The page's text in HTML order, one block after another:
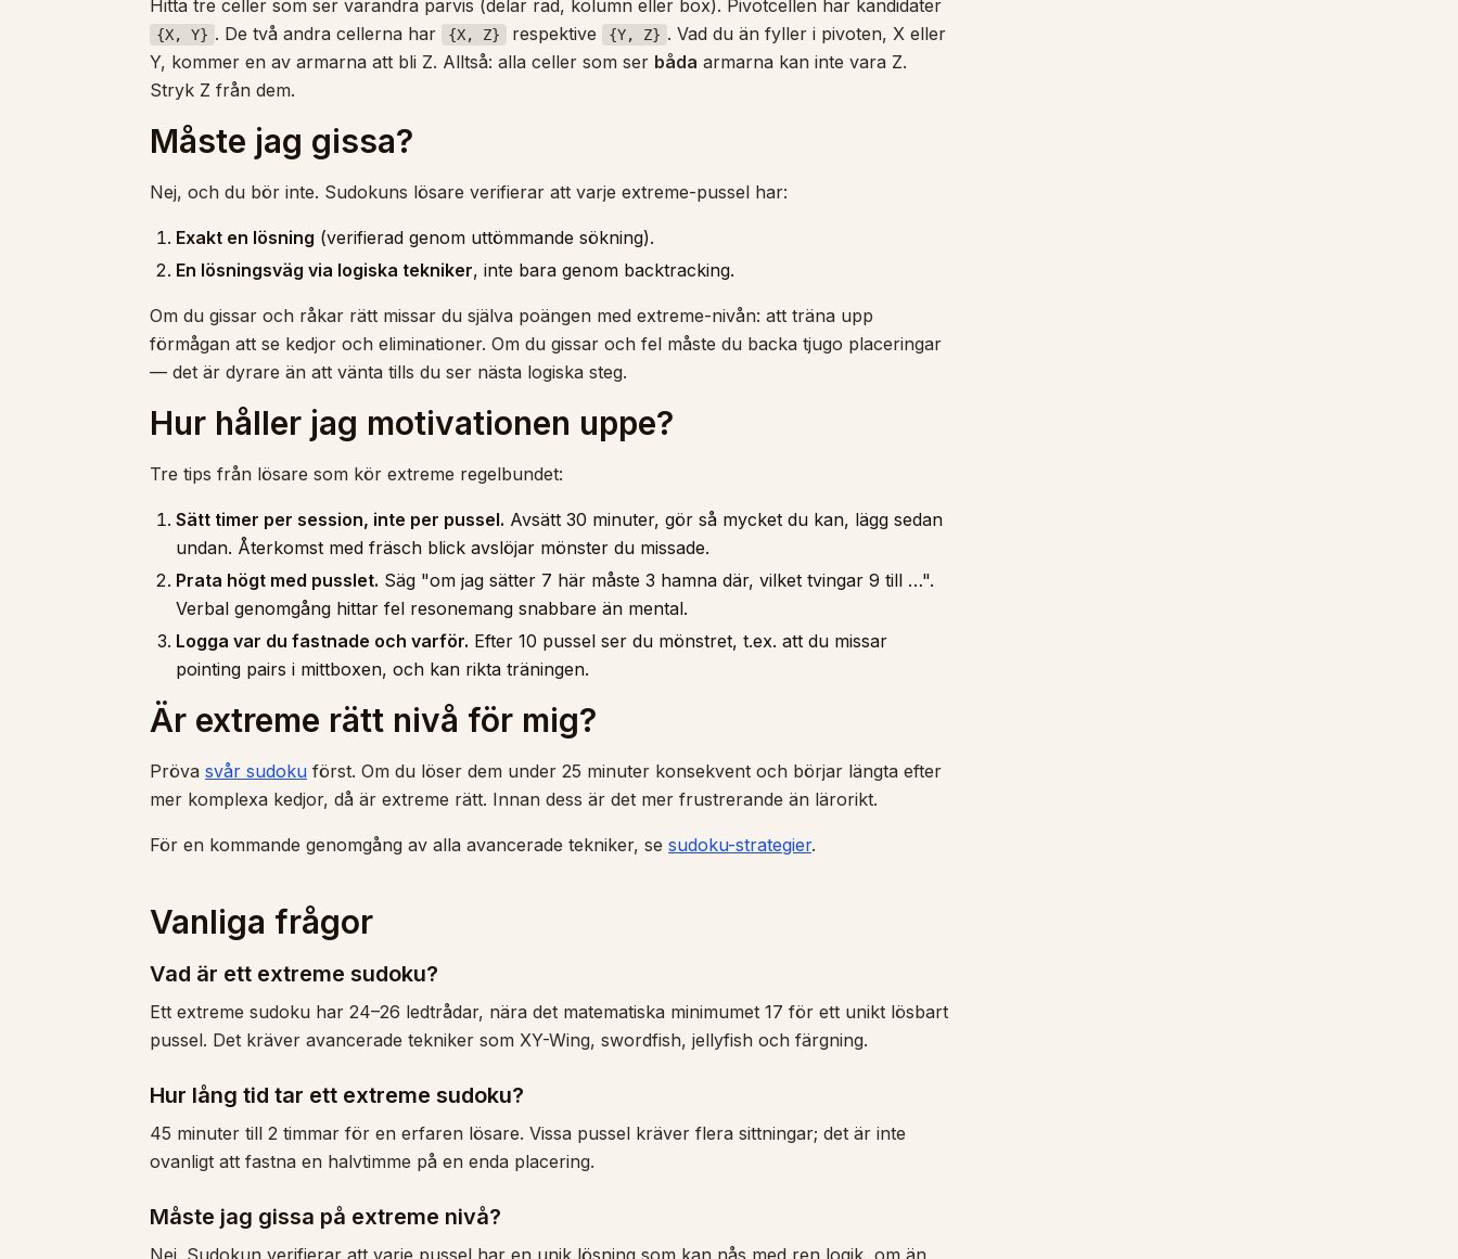
Hitta tre celler som ser varandra parvis (delar rad, kolumn eller box). Pivotcellen har kandidater
{X, Y} . De två andra cellerna har {X, Z} respektive {Y, Z} . Vad du än fyller i pivoten, X eller
Y, kommer en av armarna att bli Z. Alltså: alla celler som ser båda armarna kan inte vara Z.
Stryk Z från dem.
Måste jag gissa?
Nej, och du bör inte. Sudokuns lösare verifierar att varje extreme-pussel har:
Exakt en lösning (verifierad genom uttömmande sökning).
En lösningsväg via logiska tekniker, inte bara genom backtracking.
Om du gissar och råkar rätt missar du själva poängen med extreme-nivån: att träna upp
förmågan att se kedjor och eliminationer. Om du gissar och fel måste du backa tjugo placeringar
— det är dyrare än att vänta tills du ser nästa logiska steg.
Hur håller jag motivationen uppe?
Tre tips från lösare som kör extreme regelbundet:
Sätt timer per session, inte per pussel. Avsätt 30 minuter, gör så mycket du kan, lägg sedan
undan. Återkomst med fräsch blick avslöjar mönster du missade.
Prata högt med pusslet. Säg "om jag sätter 7 här måste 3 hamna där, vilket tvingar 9 till …".
Verbal genomgång hittar fel resonemang snabbare än mental.
Logga var du fastnade och varför. Efter 10 pussel ser du mönstret, t.ex. att du missar
pointing pairs i mittboxen, och kan rikta träningen.
Är extreme rätt nivå för mig?
Pröva svår sudoku först. Om du löser dem under 25 minuter konsekvent och börjar längta efter
mer komplexa kedjor, då är extreme rätt. Innan dess är det mer frustrerande än lärorikt.
För en kommande genomgång av alla avancerade tekniker, se sudoku-strategier.
Vanliga frågor
Vad är ett extreme sudoku?
Ett extreme sudoku har 24–26 ledtrådar, nära det matematiska minimumet 17 för ett unikt lösbart
pussel. Det kräver avancerade tekniker som XY-Wing, swordfish, jellyfish och färgning.
Hur lång tid tar ett extreme sudoku?
45 minuter till 2 timmar för en erfaren lösare. Vissa pussel kräver flera sittningar; det är inte
ovanligt att fastna en halvtimme på en enda placering.
Måste jag gissa på extreme nivå?
Nej. Sudokun verifierar att varje pussel har en unik lösning som kan nås med ren logik, om än